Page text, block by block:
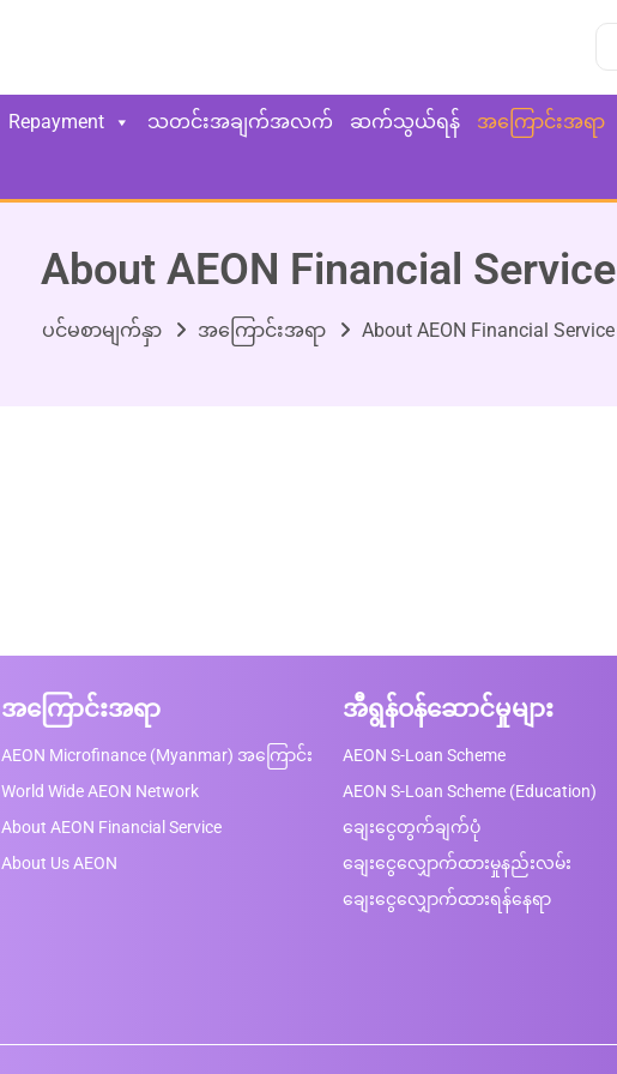
Repayment သတင်းအချက်အလက် ဆက်သွယ်ရန် အကြောင်းအရာ
About AEON Financial Service
ပင်မစာမျက်နှာ အကြောင်းအရာ About AEON Financial Service
အကြောင်းအရာ
AEON Microfinance (Myanmar) အကြောင်း
World Wide AEON Network
About AEON Financial Service
About Us AEON
အီရွန်ဝန်ဆောင်မှုများ
AEON S-Loan Scheme
AEON S-Loan Scheme (Education)
ချေးငွေတွက်ချက်ပုံ
ချေးငွေလျှောက်ထားမှုနည်းလမ်း
ချေးငွေလျှောက်ထားရန်နေရာ